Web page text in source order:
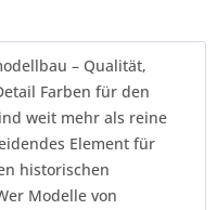
– Qualität,
Farben für den
weit mehr als reine
Element für
historischen
Modelle von